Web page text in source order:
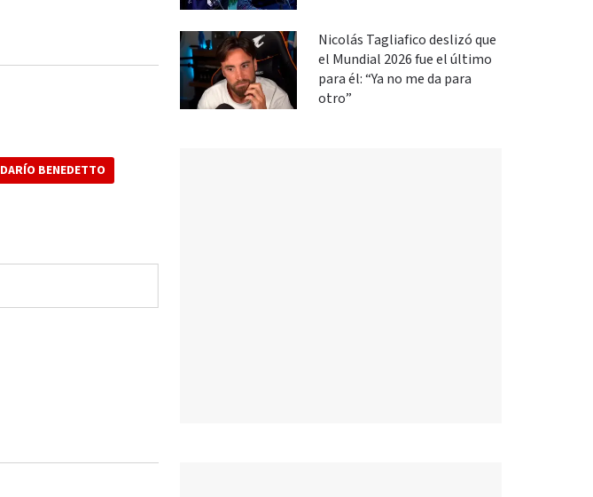
DARÍO BENEDETTO
Nicolás Tagliafico deslizó que
el Mundial 2026 fue el último
para él: “Ya no me da para
otro”